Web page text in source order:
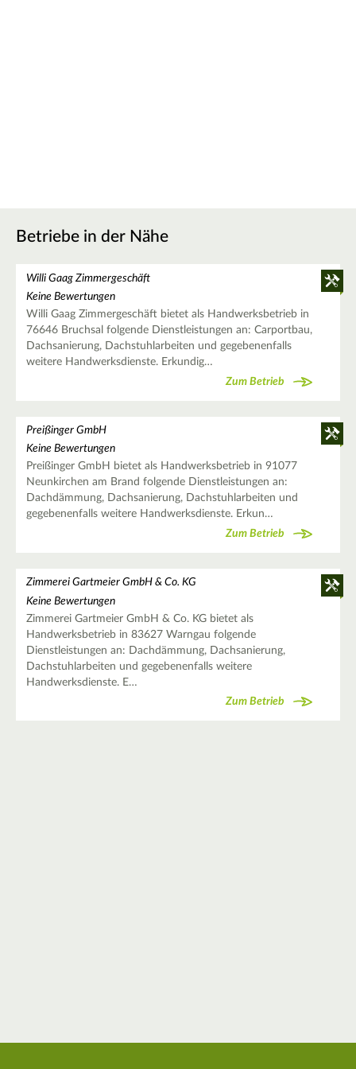
Betriebe in der Nähe
Willi Gaag Zimmergeschäft
Keine Bewertungen
Willi Gaag Zimmergeschäft bietet als Handwerksbetrieb in
76646 Bruchsal folgende Dienstleistungen an: Carportbau,
Dachsanierung, Dachstuhlarbeiten und gegebenenfalls
weitere Handwerksdienste. Erkundig…
Zum Betrieb
Preißinger GmbH
Keine Bewertungen
Preißinger GmbH bietet als Handwerksbetrieb in 91077
Neunkirchen am Brand folgende Dienstleistungen an:
Dachdämmung, Dachsanierung, Dachstuhlarbeiten und
gegebenenfalls weitere Handwerksdienste. Erkun…
Zum Betrieb
Zimmerei Gartmeier GmbH & Co. KG
Keine Bewertungen
Zimmerei Gartmeier GmbH & Co. KG bietet als
Handwerksbetrieb in 83627 Warngau folgende
Dienstleistungen an: Dachdämmung, Dachsanierung,
Dachstuhlarbeiten und gegebenenfalls weitere
Handwerksdienste. E…
Zum Betrieb